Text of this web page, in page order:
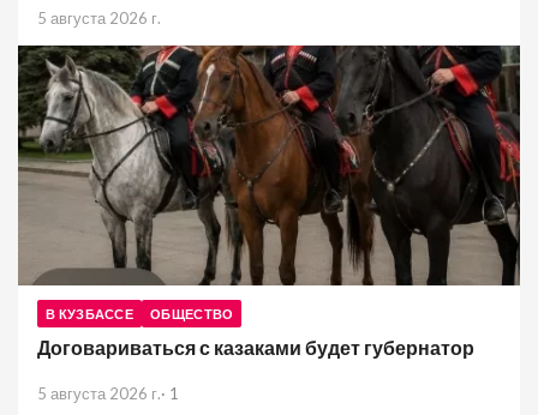
5 августа 2026 г.
В КУЗБАССЕ ОБЩЕСТВО
Договариваться с казаками будет губернатор
5 августа 2026 г.· 1